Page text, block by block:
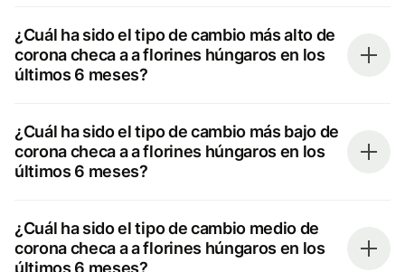
¿Cuál ha sido el tipo de cambio más alto de
corona checa a a florines húngaros en los
últimos 6 meses?
¿Cuál ha sido el tipo de cambio más bajo de
corona checa a a florines húngaros en los
últimos 6 meses?
¿Cuál ha sido el tipo de cambio medio de
corona checa a a florines húngaros en los
últimos 6 meses?